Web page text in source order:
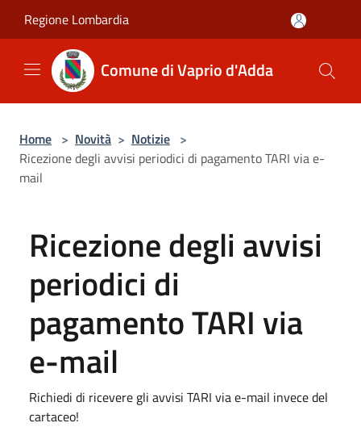
Regione Lombardia
Comune di Vaprio d'Adda
Home > Novità > Notizie >
Ricezione degli avvisi periodici di pagamento TARI via e-
mail
Ricezione degli avvisi
periodici di
pagamento TARI via
e-mail
Richiedi di ricevere gli avvisi TARI via e-mail invece del
cartaceo!